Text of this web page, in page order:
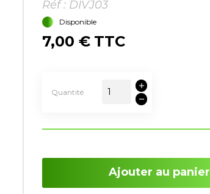
Réf : DIVJ03
Disponible
7,00 € TTC
Quantité
Ajouter au panier